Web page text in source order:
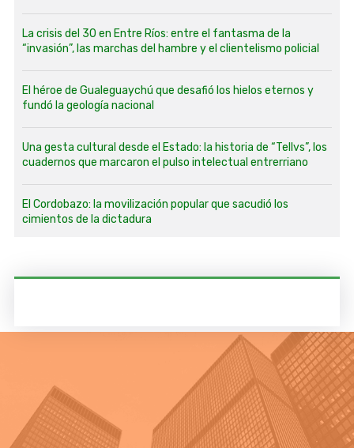
La crisis del 30 en Entre Ríos: entre el fantasma de la
“invasión”, las marchas del hambre y el clientelismo policial
El héroe de Gualeguaychú que desafió los hielos eternos y
fundó la geología nacional
Una gesta cultural desde el Estado: la historia de “Tellvs”, los
cuadernos que marcaron el pulso intelectual entrerriano
El Cordobazo: la movilización popular que sacudió los
cimientos de la dictadura